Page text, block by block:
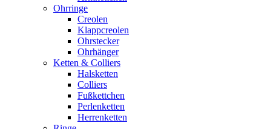
Ohrringe
Creolen
Klappcreolen
Ohrstecker
Ohrhänger
Ketten & Colliers
Halsketten
Colliers
Fußkettchen
Perlenketten
Herrenketten